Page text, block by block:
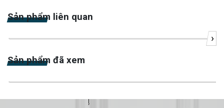
Sản phẩm liên quan
›
Sản phẩm đã xem